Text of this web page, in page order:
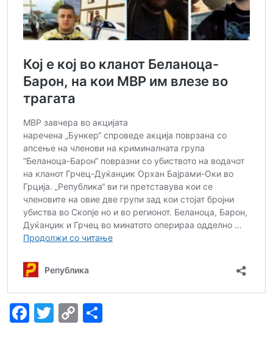
Facebook
Twitter
Copy